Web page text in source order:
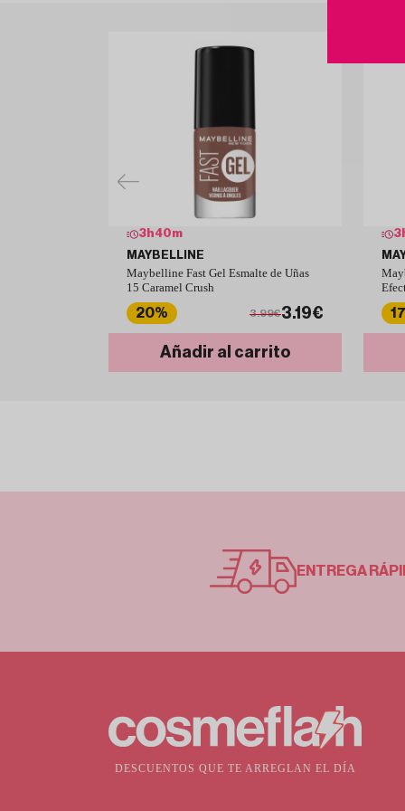
3 h40m
MAYBELLINE
Maybelline Fast Gel Esmalte de Uñas
15 Caramel Crush
20% 3.99€3.19€
Añadir al carrito
3
ENTREGA
DESCUENTOS QUE TE ARREGLAN EL DÍA